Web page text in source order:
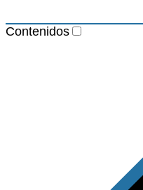
Contenidos